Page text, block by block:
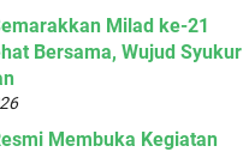
Milad ke-21
Bersama, Wujud Syukur
Membuka Kegiatan